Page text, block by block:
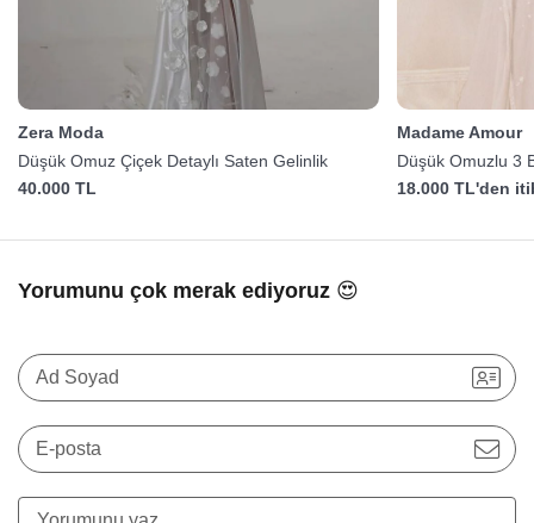
Zera Moda
Düşük Omuz Çiçek Detaylı Saten Gelinlik
40.000 TL
Madame Amour
Düşük Omuzlu 3
18.000 TL'den
Yorumunu çok merak ediyoruz 😍
Ad Soyad
E-posta